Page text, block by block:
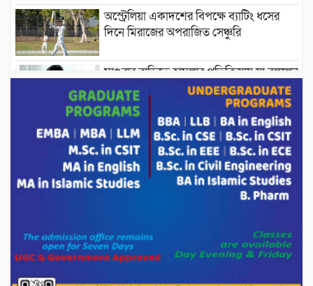
অস্ট্রেলিয়া একাদশের বিপক্ষে ব্যাটিং ধসের
দিনে মিরাজের অপরাজিত সেঞ্চুরি
মাগুরার বাড়িতে হামলার প্রতিক্রিয়ায় যা বললেন
সাকিব।
দেশীয় পাঁচ প্রজাতির ছোট মাছে উদ্বেগজনক
মাত্রায় মাইক্রোপ্লাস্টিকের উপস্থিতি শনাক্ত ।
সরকারকে ব্যর্থ করতে দেশের বিরুদ্ধে একটি
দল চক্রান্ত চালিয়ে যাচ্ছে : রিজভী
দেশের বাজারে ভরিতে ১০ হাজার টাকা সোনার
দাম বাড়ানোর ঘোষণা।